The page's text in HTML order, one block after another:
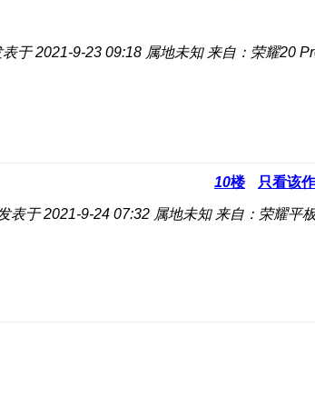
表于 2021-9-23 09:18 属地未知 来自：荣耀20
10楼 只看该
表于 2021-9-24 07:32 属地未知 来自：荣耀平